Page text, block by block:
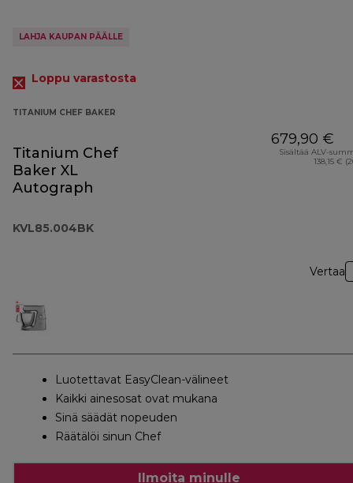
LAHJA KAUPAN PÄÄLLE
Loppu varastosta
TITANIUM CHEF BAKER
Titanium Chef
Baker XL
Autograph
KVL85.004BK
679,90 €
Sisältää ALV-
138,15 €
Vertaa
Luotettavat EasyClean-välineet
Kaikki ainesosat ovat mukana
Sinä säädät nopeuden
Räätälöi sinun Chef
Ilmoita minulle